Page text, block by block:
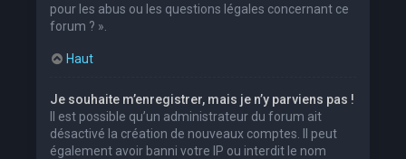
pour les abus ou les questions légales concernant ce
forum ? ».
Haut
Je souhaite m’enregistrer, mais je n’y parviens pas !
Il est possible qu’un administrateur du forum ait
désactivé la création de nouveaux comptes. Il peut
également avoir banni votre IP ou interdit le nom